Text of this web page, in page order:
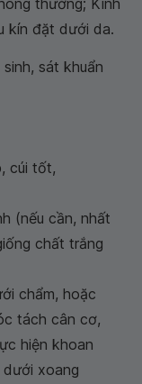
kín đặt dưới da.
sát khuẩn
cúi tốt,
(nếu cần, nhất
chất trắng
chẩm, hoặc
tách cân cơ,
hiện khoan
xoang